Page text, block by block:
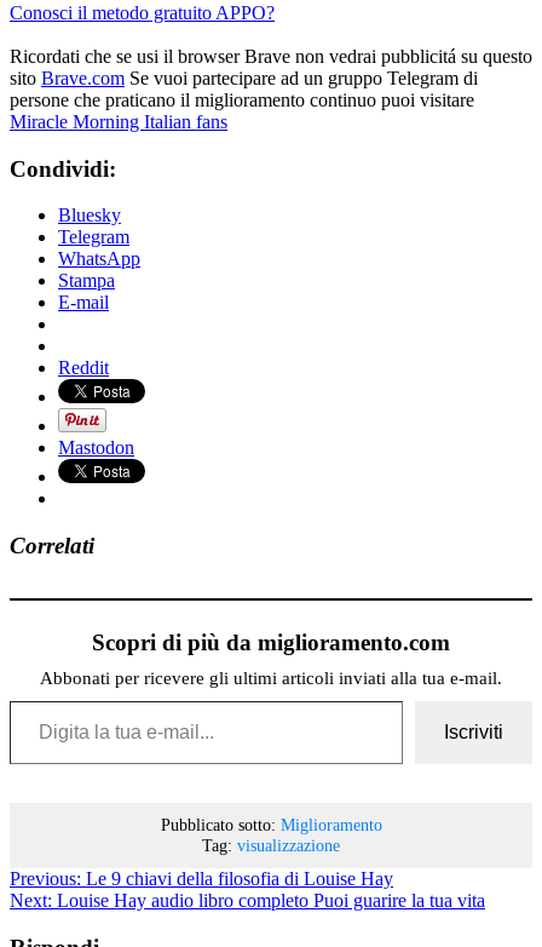
Conosci il metodo gratuito APPO?
Ricordati che se usi il browser Brave non vedrai pubblicitá su questo
sito Brave.com Se vuoi partecipare ad un gruppo Telegram di
persone che praticano il miglioramento continuo puoi visitare
Miracle Morning Italian fans
Condividi:
Bluesky
Telegram
WhatsApp
Stampa
E-mail
Reddit
Mastodon
Correlati
Scopri di più da miglioramento.com
Abbonati per ricevere gli ultimi articoli inviati alla tua e-mail.
Digita la tua e-mail...
Iscriviti
Pubblicato sotto: Miglioramento
Tag: visualizzazione
Previous: Le 9 chiavi della filosofia di Louise Hay
Next: Louise Hay audio libro completo Puoi guarire la tua vita